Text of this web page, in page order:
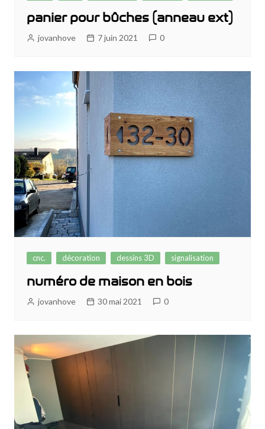
panier pour bûches (anneau ext)
jovanhove 7 juin 2021 0
cnc. décoration dessins 3D signalisation
numéro de maison en bois
jovanhove 30 mai 2021 0